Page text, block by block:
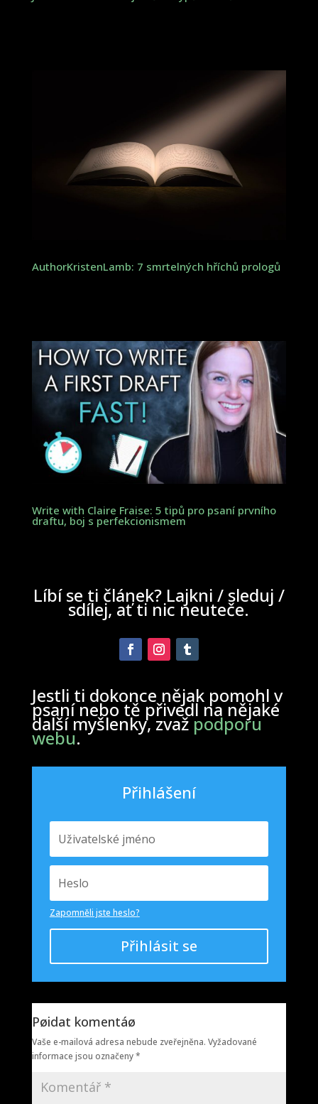
AuthorKristenLamb: 7 smrtelných hříchů prologů
Write with Claire Fraise: 5 tipů pro psaní prvního
draftu, boj s perfekcionismem
Líbí se ti článek? Lajkni / sleduj /
sdílej, ať ti nic neuteče.
Jestli ti dokonce nějak pomohl v
psaní nebo tě přivedl na nějaké
další myšlenky, zvažpodporu
webu.
Přihlášení
Zapomněli jste heslo?
Přihlásit se
Pøidat komentáø
Vaše e-mailová adresa nebude zveřejněna. Vyžadované
informace jsou označeny*